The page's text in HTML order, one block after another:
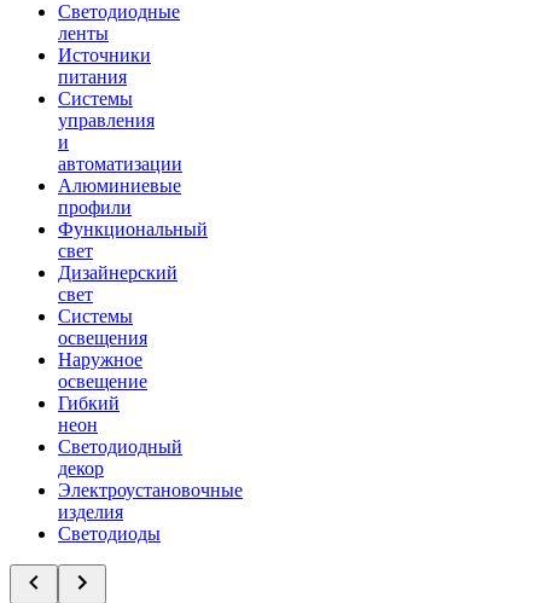
Светодиодные
ленты
Источники
питания
Системы
управления
и
автоматизации
Алюминиевые
профили
Функциональный
свет
Дизайнерский
свет
Системы
освещения
Наружное
освещение
Гибкий
неон
Светодиодный
декор
Электроустановочные
изделия
Светодиоды